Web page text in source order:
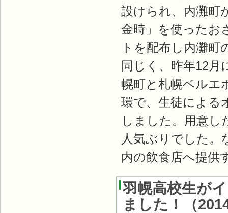
設けられ、内灘町
金時」を使ったお
トを配布し内灘
同じく、昨年12
幌町と札幌ベルエ
環で、生徒による
しました。用意し
人気ぶりでした
内の飲食店へ提供
羽幌高校生が
ました！
（